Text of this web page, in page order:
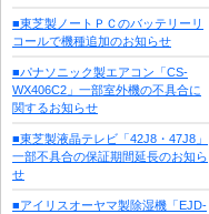
■東芝製ノートＰＣのバッテリーリ
コールで機種追加のお知らせ
■パナソニック製エアコン「CS-
WX406C2」一部室外機の不具合に
関するお知らせ
■東芝製液晶テレビ「42J8・47J8」
一部不具合の保証期間延長のお知ら
せ
■アイリスオーヤマ製除湿機「EJD-